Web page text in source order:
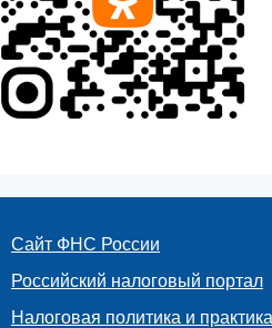
Сайт ФНС России
Российский налоговый портал
Налоговая политика и практика